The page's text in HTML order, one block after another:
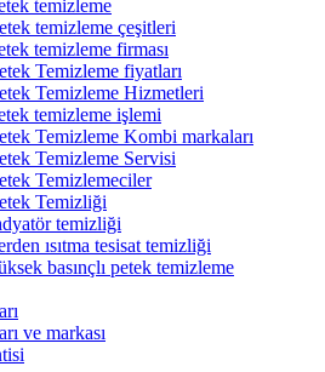
temizleme
temizleme çeşitleri
temizleme firması
Temizleme fiyatları
Temizleme Hizmetleri
temizleme işlemi
Temizleme Kombi markaları
Temizleme Servisi
Temizlemeciler
Temizliği
temizliği
ısıtma tesisat temizliği
basınçlı petek temizleme
ve markası